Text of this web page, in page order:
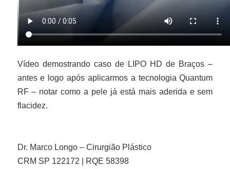
Vídeo demostrando caso de LIPO HD de Braços –
antes e logo após aplicarmos a tecnologia Quantum
RF – notar como a pele já está mais aderida e sem
flacidez.
Dr. Marco Longo – Cirurgião Plástico
CRM SP 122172 | RQE 58398